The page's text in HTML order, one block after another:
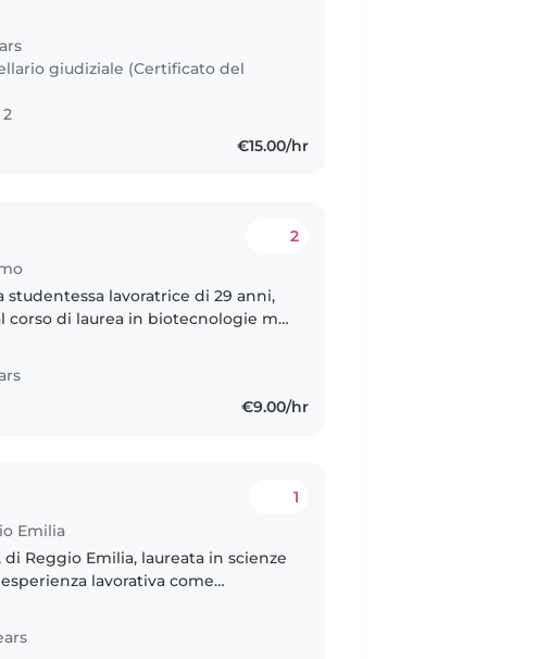
giudiziale (Certificato del
€15.00/hr
2
studentessa lavoratrice di 29 anni,
corso di laurea in biotecnologie ma
€9.00/hr
Emilia
1
di Reggio Emilia, laureata in scienze
lavorativa come